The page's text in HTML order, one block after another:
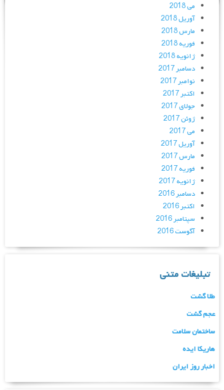
می 2018
آوریل 2018
مارس 2018
فوریه 2018
ژانویه 2018
دسامبر 2017
نوامبر 2017
اکتبر 2017
جولای 2017
ژوئن 2017
می 2017
آوریل 2017
مارس 2017
فوریه 2017
ژانویه 2017
دسامبر 2016
اکتبر 2016
سپتامبر 2016
آگوست 2016
تبلیغات متنی
طلا گشت
عجم گشت
ساختمان سلامت
هاریکا ایده
اخبار روز ایران